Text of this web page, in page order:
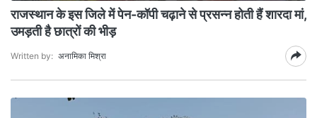
राजस्थान के इस जिले में पेन-कॉपी चढ़ाने से प्रसन्न होती हैं शारदा मां,
उमड़ती है छात्रों की भीड़
Written by: अनामिका मिश्रा